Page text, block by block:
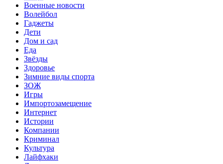
Военные новости
Волейбол
Гаджеты
Дети
Дом и сад
Еда
Звёзды
Здоровье
Зимние виды спорта
ЗОЖ
Игры
Импортозамещение
Интернет
Истории
Компании
Криминал
Культура
Лайфхаки